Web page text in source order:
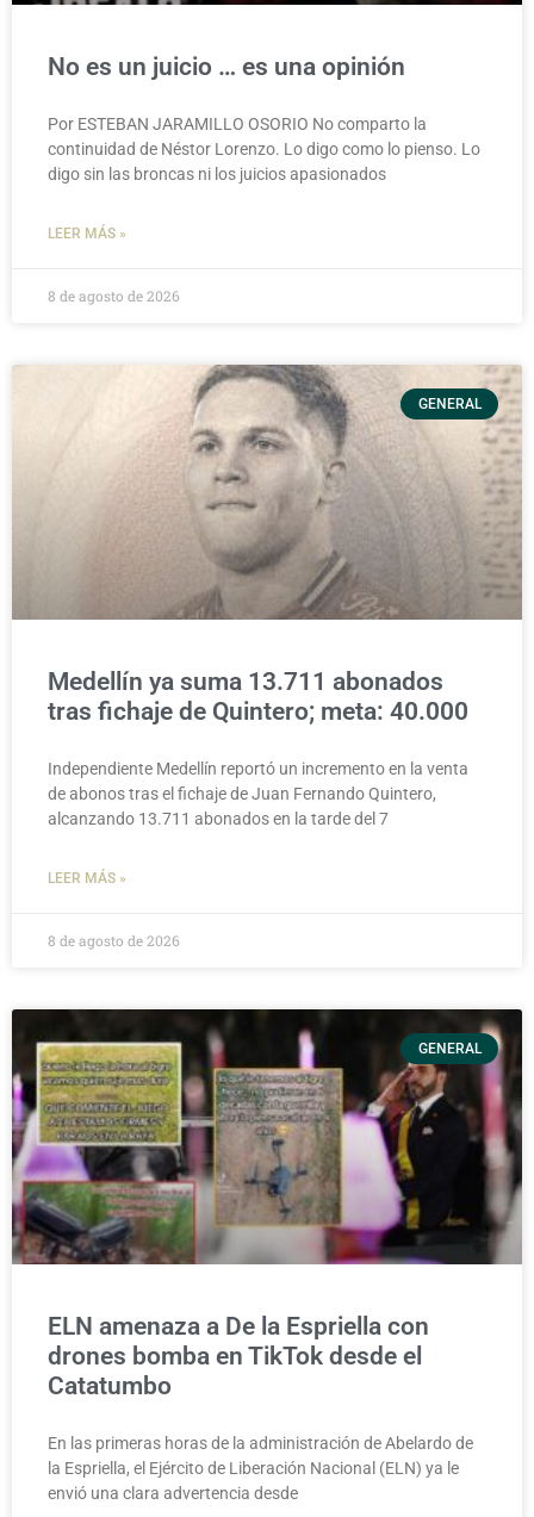
No es un juicio … es una opinión
Por ESTEBAN JARAMILLO OSORIO No comparto la
continuidad de Néstor Lorenzo. Lo digo como lo pienso. Lo
digo sin las broncas ni los juicios apasionados
LEER MÁS »
8 de agosto de 2026
GENERAL
Medellín ya suma 13.711 abonados
tras fichaje de Quintero; meta: 40.000
Independiente Medellín reportó un incremento en la venta
de abonos tras el fichaje de Juan Fernando Quintero,
alcanzando 13.711 abonados en la tarde del 7
LEER MÁS »
8 de agosto de 2026
GENERAL
ELN amenaza a De la Espriella con
drones bomba en TikTok desde el
Catatumbo
En las primeras horas de la administración de Abelardo de
la Espriella, el Ejército de Liberación Nacional (ELN) ya le
envió una clara advertencia desde